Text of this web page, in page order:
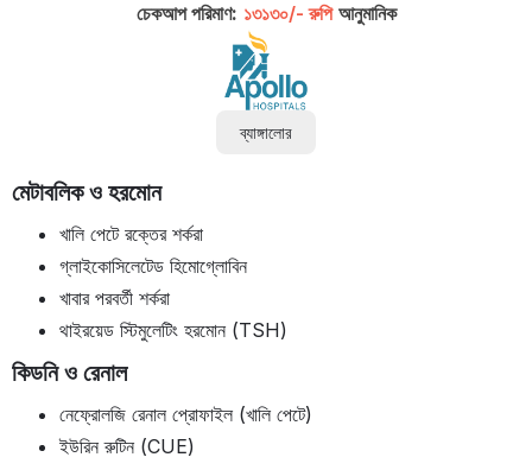
চেকআপ পরিমাণ: ১৩১৩০/- রুপি আনুমানিক
ব্যাঙ্গালোর
মেটাবলিক ও হরমোন
খালি পেটে রক্তের শর্করা
গ্লাইকোসিলেটেড হিমোগ্লোবিন
খাবার পরবর্তী শর্করা
থাইরয়েড স্টিমুলেটিং হরমোন (TSH)
কিডনি ও রেনাল
নেফ্রোলজি রেনাল প্রোফাইল (খালি পেটে)
ইউরিন রুটিন (CUE)